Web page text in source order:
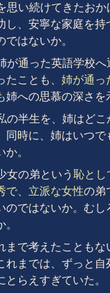
思い続けてきたお
し、安寧な家庭を持
ではないか。
が通った英語学校
たことも、 姉が通っ
姉への思慕の深さを
の半生を、姉はどこ
同時に、姉はいつで
。
女の弟という 恥とし
で、立派な女性の弟
のではないか。むし
まで考えたこともな
れまでは、ずっと自
とらえすぎていた。